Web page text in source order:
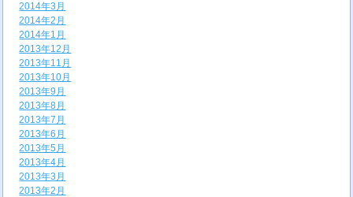
2014年3月
2014年2月
2014年1月
2013年12月
2013年11月
2013年10月
2013年9月
2013年8月
2013年7月
2013年6月
2013年5月
2013年4月
2013年3月
2013年2月